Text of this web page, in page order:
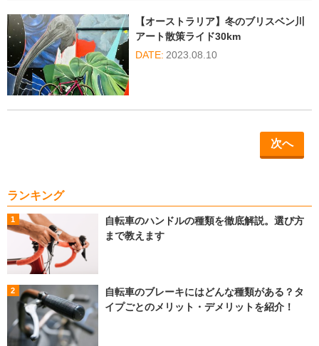
【オーストラリア】冬のブリスベン川
アート散策ライド30km
2023.08.10
次へ
ランキング
自転車のハンドルの種類を徹底解説。選び方
まで教えます
自転車のブレーキにはどんな種類がある？タ
イプごとのメリット・デメリットを紹介！